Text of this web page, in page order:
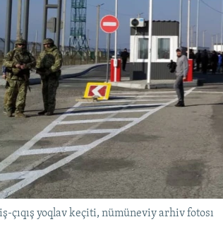
çıqış yoqlav keçiti, nümüneviy arhiv fotosı